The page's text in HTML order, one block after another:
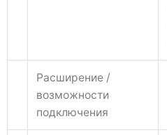
Расширение /
возможности
подключения